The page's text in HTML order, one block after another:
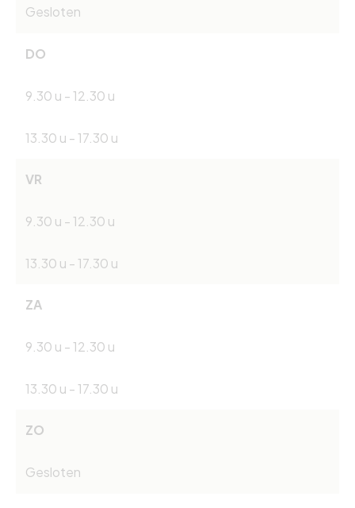
Gesloten
DO
9.30 u - 12.30 u
13.30 u - 17.30 u
VR
9.30 u - 12.30 u
13.30 u - 17.30 u
ZA
9.30 u - 12.30 u
13.30 u - 17.30 u
ZO
Gesloten